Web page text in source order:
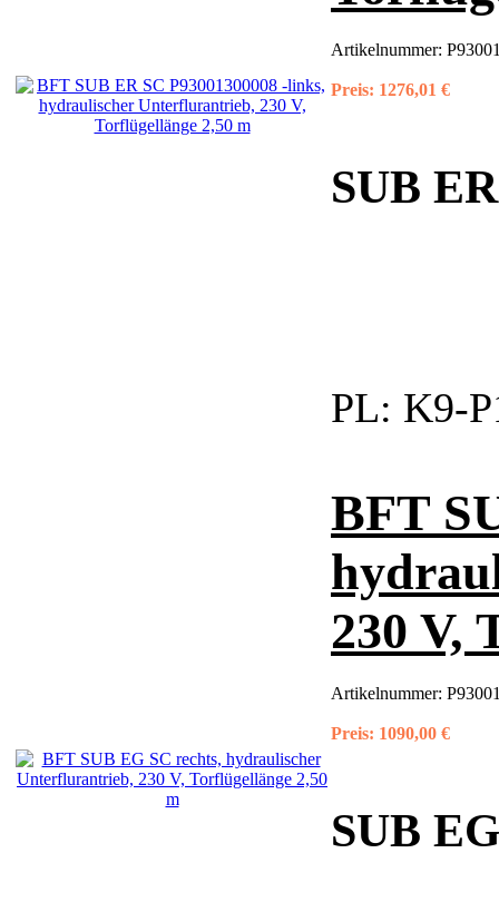
Artikelnummer:
Preis: 1276,01 €
SUB
PL: K9-
BFT
230 V,
Artikelnummer:
Preis: 1090,00 €
SUB